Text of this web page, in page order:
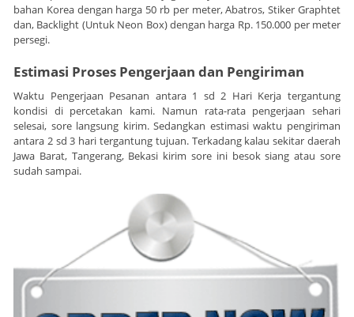
bahan Korea dengan harga 50 rb per meter, Abatros, Stiker Graphtet
dan, Backlight (Untuk Neon Box) dengan harga Rp. 150.000 per meter
persegi.
Estimasi Proses Pengerjaan dan Pengiriman
Waktu Pengerjaan Pesanan antara 1 sd 2 Hari Kerja tergantung
kondisi di percetakan kami. Namun rata-rata pengerjaan sehari
selesai, sore langsung kirim. Sedangkan estimasi waktu pengiriman
antara 2 sd 3 hari tergantung tujuan. Terkadang kalau sekitar daerah
Jawa Barat, Tangerang, Bekasi kirim sore ini besok siang atau sore
sudah sampai.